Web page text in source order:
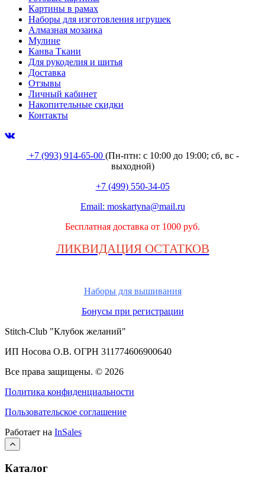
Картины в рамах
Наборы для изготовления игрушек
Алмазная мозаика
Мулине
Канва Ткани
Для рукоделия и шитья
Доставка
Отзывы
Личный кабинет
Накопительные скидки
Контакты
+7 (993) 914-65-00 (Пн-птн: с10:00 до 19:00; сб, вс -
выходной)
+7 (499) 550-34-05
Email: moskartyna@mail.ru
Бесплатная доставка от 1000 руб.
ЛИКВИДАЦИЯ ОСТАТКОВ
Наборы для вышивания
Бонусы при регистрации
Stitch-Club "Клубок желаний"
ИП Носова О.В. ОГРН 311774606900640
Все права защищены. © 2026
Политика конфиденциальности
Пользовательское соглашение
Работает на InSales
Каталог